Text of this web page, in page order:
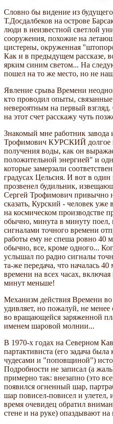
Словно бы видение из
Т.Досдалбеков на острове
люди в неизвестной светлой
сооружения, похожие на
цистерны, окруженная
Как и в предыдущем рассказе,
ярким синим светом... На
пошел на то же место, но не
Явление срыва Времени
кто проводил опыты,
невероятным на первый
на этот счет расскажу чуть
Знакомый мне работник
Трофимович КУРСКИЙ долгое
получения воды, как он
положительной энергией" и
которые замерзали
градусах Цельсия. И вот в
прозвенел будильник,
Сергей Трофимович привычно
сказать, Курский - человек уже
на космическом производстве
обычно, минута в минуту поел,
сигналами точного времени
работы ему не спеша ровно 40
обычно, все, кроме одного...
услышал по радио сигналы
та-же передача, что началась
времени на всех часах,
минут меньше!
Механизм действия Времени
удивляет, но пожалуй, не
во вращающейся заряженной
именем шаровой молнии...
В 1970-х годах на Северном
партактивиста (его задача была
чудесами и "поповщиной")
Подробности не записал (а
примерно так: внезапно (это
появился огненный шар,
шар повисел-повисел и улетел,
время очевидец обратил
стене и на руке) опаздывают на